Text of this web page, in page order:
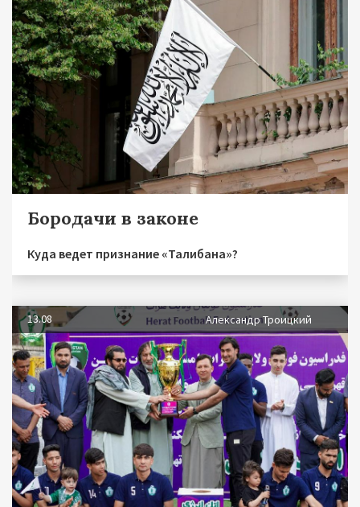
Бородачи в законе
Куда ведет признание «Талибана»?
13.08 Александр Троицкий